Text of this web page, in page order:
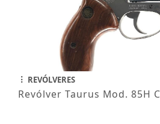
REVÓLVERES
Revólver Taurus Mod. 85H